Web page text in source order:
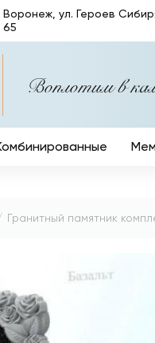
Воронеж, ул. Героев
65
Воплотим в
Гранитный памятник